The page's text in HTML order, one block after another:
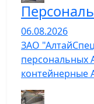
06.08.2026
ЗАО
персональных
контейнерные